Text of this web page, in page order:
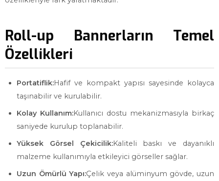
Roll-up Bannerların Temel
Özellikleri
Portatiflik:Hafif ve kompakt yapısı sayesinde kolayca
taşınabilir ve kurulabilir.
Kolay Kullanım:Kullanıcı dostu mekanizmasıyla birkaç
saniyede kurulup toplanabilir.
Yüksek Görsel Çekicilik:Kaliteli baskı ve dayanıklı
malzeme kullanımıyla etkileyici görseller sağlar.
Uzun Ömürlü Yapı:Çelik veya alüminyum gövde, uzun